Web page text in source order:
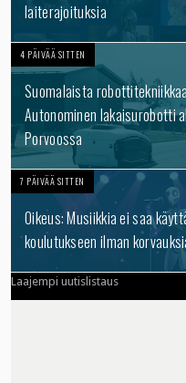
laiterajoituksia
4 PÄIVÄÄ SITTEN
Suomalaista
Autonominen lakaisurobotti
Porvoossa
7 PÄIVÄÄ SITTEN
Oikeus: Musiikkia ei saa
koulutukseen ilman
Laajempi uutislistaus